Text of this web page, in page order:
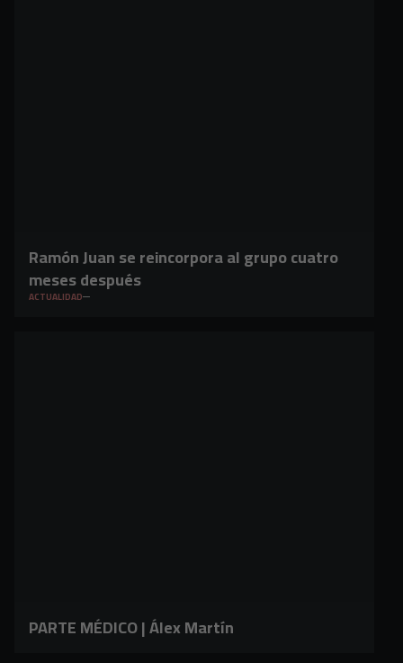
Ramón Juan se reincorpora al grupo cuatro
meses después
ACTUALIDAD
PARTE MÉDICO | Álex Martín